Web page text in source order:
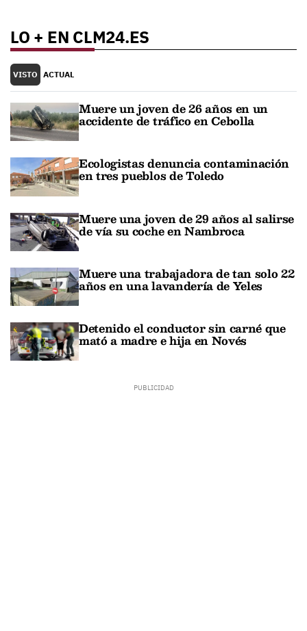
LO + EN CLM24.ES
VISTO ACTUAL
Muere un joven de 26 años en un
accidente de tráfico en Cebolla
Ecologistas denuncia contaminación
en tres pueblos de Toledo
Muere una joven de 29 años al salirse
de vía su coche en Nambroca
Muere una trabajadora de tan solo 22
años en una lavandería de Yeles
Detenido el conductor sin carné que
mató a madre e hija en Novés